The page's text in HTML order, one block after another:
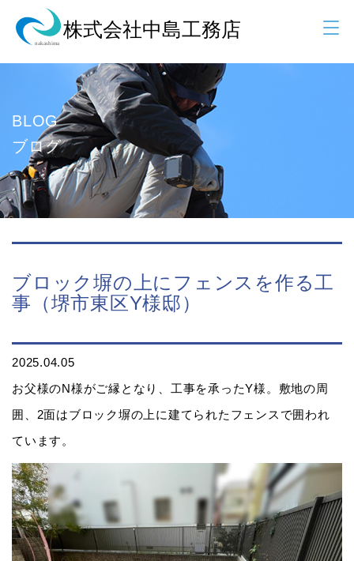
BLOG
ブログ
ブロック塀の上にフェンスを作る工
事（堺市東区Y様邸）
2025.04.05
お父様のN様がご縁となり、工事を承ったY様。敷地の周
囲、2面はブロック塀の上に建てられたフェンスで囲われ
ています。